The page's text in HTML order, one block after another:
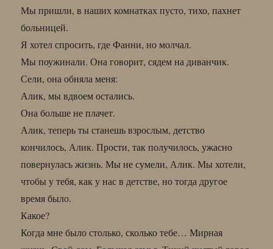
Мы пришли, в наших комнатках пусто, тихо, пахнет
больницей.
Я хотел спросить, где Фанни, но молчал.
Мы поужинали. Она говорит, сядем на диванчик.
Сели, она обняла меня:
Алик, мы вдвоем остались.
Она больше не плачет.
Алик, теперь ты станешь взрослым, детство
кончилось, Алик. Прости, так получилось, ужасно
повернулась жизнь. Мы не сумели, Алик. Мы хотели,
чтобы у тебя, как у нас в детстве, но тогда другое
время было.
Какое?
Когда мне было столько, сколько тебе… Мирная